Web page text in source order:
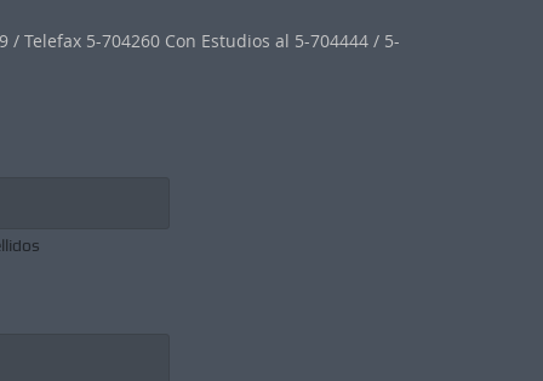
Telefax 5-704260 Con Estudios al 5-704444 / 5-